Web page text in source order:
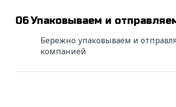
06Упаковываем и
Бережно упаковываем и
компанией